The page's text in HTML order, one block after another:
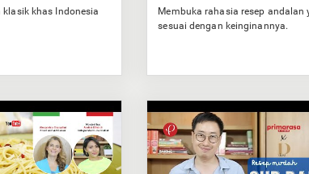
khas Indonesia
Membuka rahasia resep andalan
sesuai dengan keinginannya.